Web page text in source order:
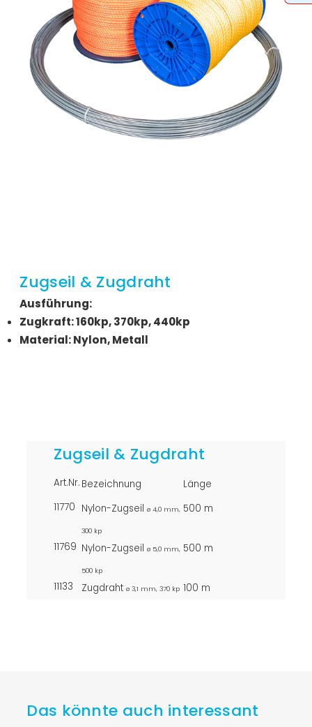
Zugseil & Zugdraht
Ausführung:
Zugkraft: 160kp, 370kp, 440kp
Material: Nylon, Metall
Zugseil & Zugdraht
Art.Nr. Bezeichnung
Länge
11770 Nylon-Zugseil ø 4,0 mm,
300 kp
500 m
11769 Nylon-Zugseil ø 5,0 mm,
500 kp
500 m
11133 Zugdraht ø 3,1 mm, 370 kp 100 m
Das könnte auch interessant